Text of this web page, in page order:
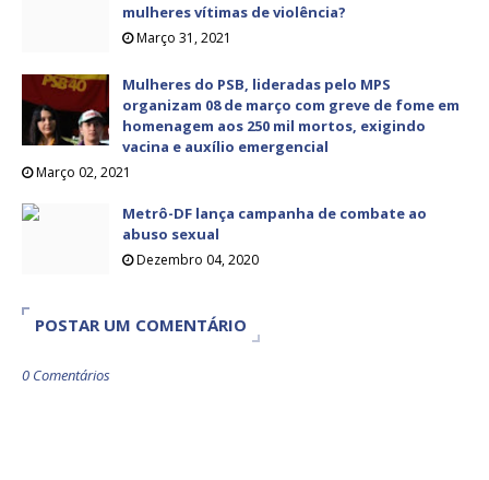
mulheres vítimas de violência?
Março 31, 2021
Mulheres do PSB, lideradas pelo MPS
organizam 08 de março com greve de fome em
homenagem aos 250 mil mortos, exigindo
vacina e auxílio emergencial
Março 02, 2021
Metrô-DF lança campanha de combate ao
abuso sexual
Dezembro 04, 2020
POSTAR UM COMENTÁRIO
0 Comentários